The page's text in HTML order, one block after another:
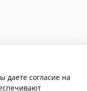
даете согласие на